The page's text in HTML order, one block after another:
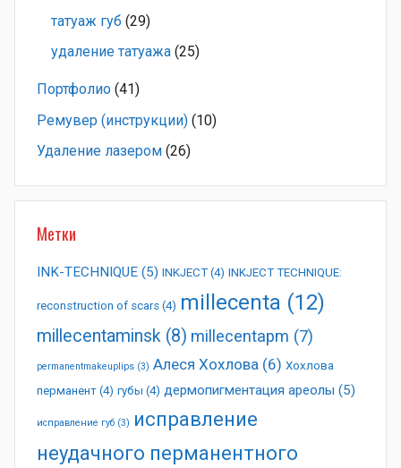
татуаж губ (29)
удаление татуажа (25)
Портфолио (41)
Ремувер (инструкции) (10)
Удаление лазером (26)
Метки
INK-TECHNIQUE (5) INKJECT (4) INKJECT TECHNIQUE:
reconstruction of scars (4) millecenta (12)
millecentaminsk (8) millecentapm (7)
permanentmakeuplips (3) Алеся Хохлова (6) Хохлова
перманент (4) губы (4) дермопигментация ареолы (5)
исправление губ (3) исправление
неудачного перманентного